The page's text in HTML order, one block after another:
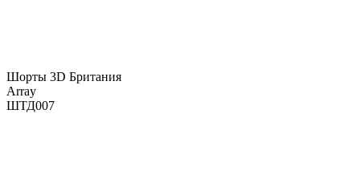
Шорты 3D Британия
Array
ШТД007